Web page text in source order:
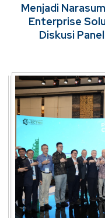
Menjadi
Enterprise
Diskusi